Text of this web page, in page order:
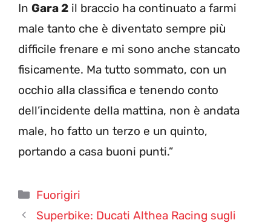
In Gara 2 il braccio ha continuato a farmi
male tanto che è diventato sempre più
difficile frenare e mi sono anche stancato
fisicamente. Ma tutto sommato, con un
occhio alla classifica e tenendo conto
dell’incidente della mattina, non è andata
male, ho fatto un terzo e un quinto,
portando a casa buoni punti.”
Categorie
Fuorigiri
Superbike: Ducati Althea Racing sugli